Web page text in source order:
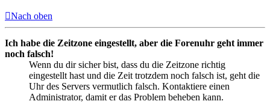
Nach oben
Ich habe die Zeitzone eingestellt, aber die Forenuhr geht immer
noch falsch!
Wenn du dir sicher bist, dass du die Zeitzone richtig
eingestellt hast und die Zeit trotzdem noch falsch ist, geht die
Uhr des Servers vermutlich falsch. Kontaktiere einen
Administrator, damit er das Problem beheben kann.